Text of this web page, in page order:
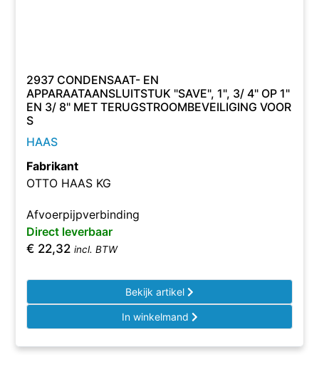
2937 CONDENSAAT- EN
APPARAATAANSLUITSTUK "SAVE", 1", 3/ 4" OP 1"
EN 3/ 8" MET TERUGSTROOMBEVEILIGING VOOR
S
HAAS
Fabrikant
OTTO HAAS KG
Afvoerpijpverbinding
Direct leverbaar
€ 22,32 incl. BTW
Bekijk artikel
In winkelmand